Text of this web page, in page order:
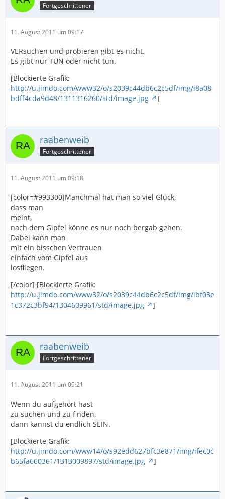
Fortgeschrittener
11. August 2011 um 09:17
VERsuchen und probieren gibt es nicht.
Es gibt nur TUN oder nicht tun.
[Blockierte Grafik:
http://u.jimdo.com/www32/o/s2039c44db6c2c5df/img/i8a08
bdff4cda9d48/1311316260/std/image.jpg
]
raabenweib
Fortgeschrittener
11. August 2011 um 09:18
[color=#993300]Manchmal hat man so viel Glück,
dass man
meint,
nach dem Gipfel könne es nur noch bergab gehen.
Dabei kann man
mit ein bisschen Vertrauen
einfach vom Gipfel aus
losfliegen.
[/color] [Blockierte Grafik:
http://u.jimdo.com/www32/o/s2039c44db6c2c5df/img/ibf03e
1c372c3bf94/1304609961/std/image.jpg
]
raabenweib
Fortgeschrittener
11. August 2011 um 09:21
Wenn du aufgehört hast
zu suchen und zu finden,
dann kannst du endlich SEIN.
[Blockierte Grafik:
http://u.jimdo.com/www14/o/s92edd627bfc3e871/img/ifec0c
b65fa660361/1313009897/std/image.jpg
]